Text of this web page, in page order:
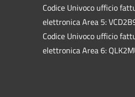
Codice Univoco ufficio
elettronica Area 5:
Codice Univoco ufficio
elettronica Area 6: